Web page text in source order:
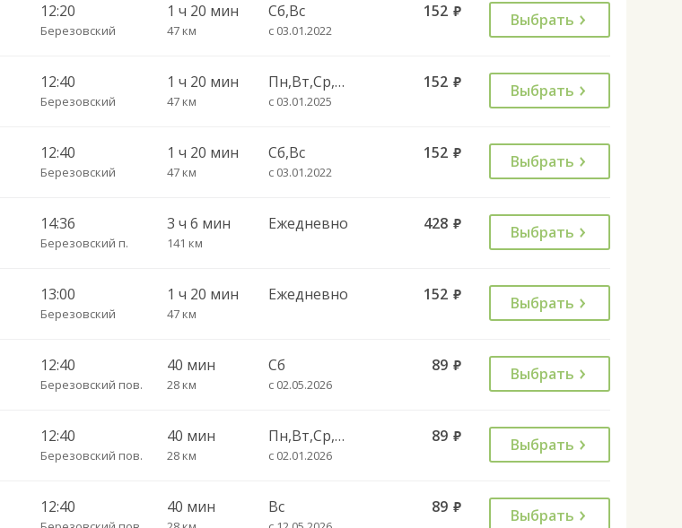
12:20
Березовский
1 ч 20 мин
47 км
Сб,Вс
с 03.01.2022
152 руб. Выбрать
12:40
Березовский
1 ч 20 мин
47 км
Пн,Вт,Ср,Чт,Пт
с 03.01.2025
152 руб. Выбрать
12:40
Березовский
1 ч 20 мин
47 км
Сб,Вс
с 03.01.2022
152 руб. Выбрать
14:36
Березовский п.
3 ч 6 мин
141 км
Ежедневно 428 руб. Выбрать
13:00
Березовский
1 ч 20 мин
47 км
Ежедневно 152 руб. Выбрать
12:40
Березовский пов.
40 мин
28 км
Сб
с 02.05.2026
89 руб. Выбрать
12:40
Березовский пов.
40 мин
28 км
Пн,Вт,Ср,Чт,Пт
с 02.01.2026
89 руб. Выбрать
12:40 40 мин Вс 89 руб. Выбрать